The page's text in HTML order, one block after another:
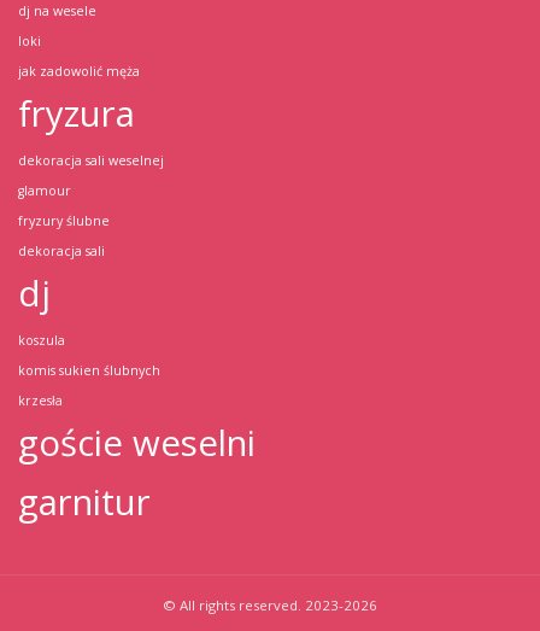
dj na wesele
loki
jak zadowolić męża
fryzura
dekoracja sali weselnej
glamour
fryzury ślubne
dekoracja sali
dj
koszula
komis sukien ślubnych
krzesła
goście weselni
garnitur
© All rights reserved. 2023-2026